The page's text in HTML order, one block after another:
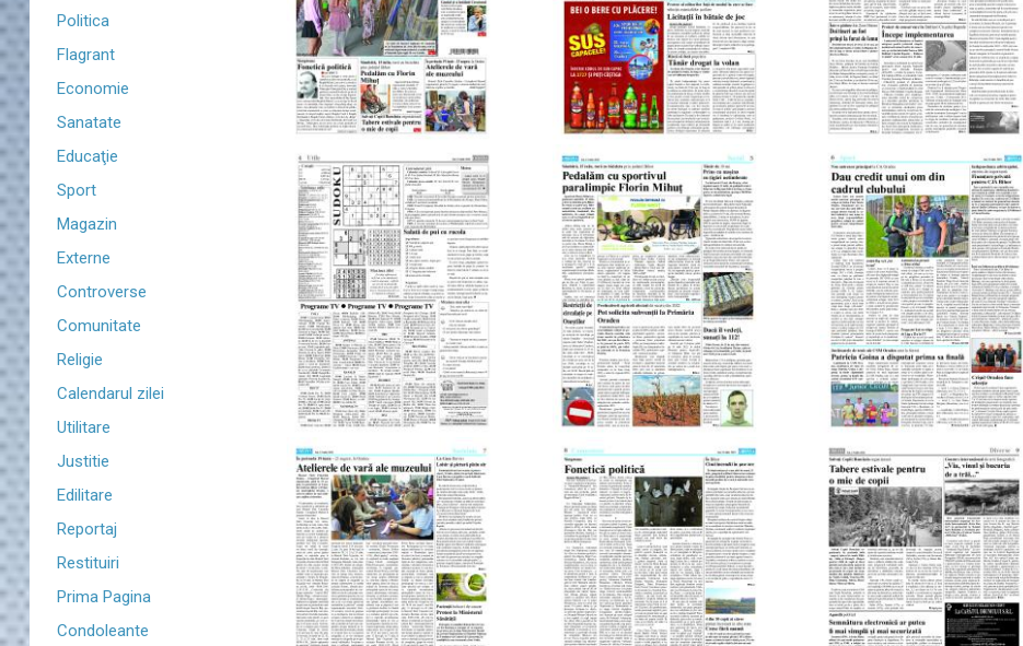
Politica
Flagrant
Economie
Sanatate
Educaţie
Sport
Magazin
Externe
Controverse
Comunitate
Religie
Calendarul zilei
Utilitare
Justitie
Edilitare
Reportaj
Restituiri
Prima Pagina
Condoleante